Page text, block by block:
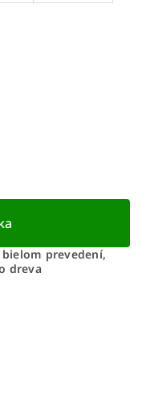
prevedení,
dreva